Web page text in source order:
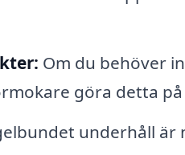
Om du behöver
göra detta
underhåll